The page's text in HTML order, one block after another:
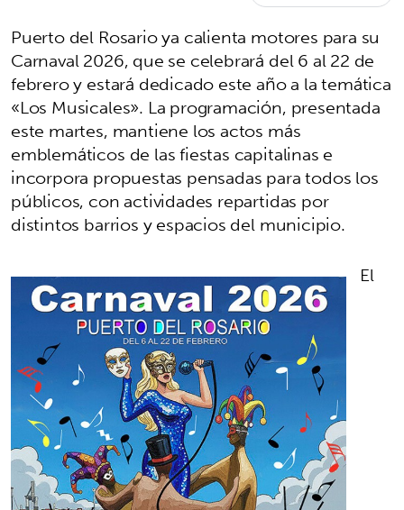
Puerto del Rosario ya calienta motores para su
Carnaval 2026, que se celebrará del 6 al 22 de
febrero y estará dedicado este año a la temática
«Los Musicales». La programación, presentada
este martes, mantiene los actos más
emblemáticos de las fiestas capitalinas e
incorpora propuestas pensadas para todos los
públicos, con actividades repartidas por
distintos barrios y espacios del municipio.
El